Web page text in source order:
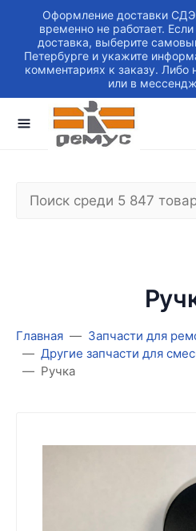
Оформление доставки
временно не работает.
доставка, выберите
Петербурге и укажите
комментариях к заказу. Либо
или в
Главная
Запчасти для
Другие запчасти для
Ручка